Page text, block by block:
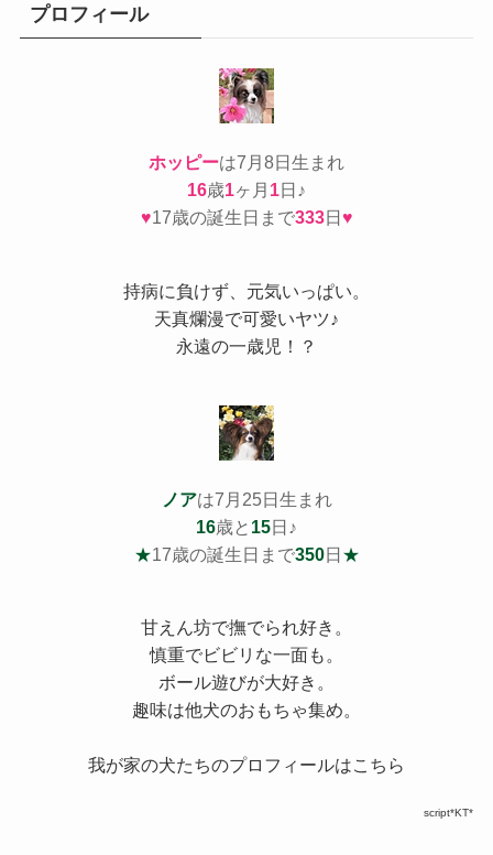
ープロフィール
ホッピーは7月8日生まれ
16歳1ヶ月 1日♪
♥17歳の誕生日まで333日 ♥
持病に負けず、元気いっぱい。
天真爛漫で可愛いヤツ♪
永遠の一歳児！？
ノアは7月25日生まれ
16歳と 15日♪
★17歳の誕生日まで350日 ★
甘えん坊で撫でられ好き。
慎重でビビリな一面も。
ボール遊びが大好き。
趣味は他犬のおもちゃ集め。
我が家の犬たちのプロフィールはこちら
script*KT*